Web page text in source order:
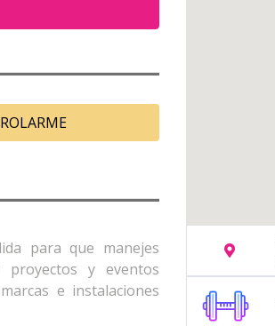
para que manejes
y eventos
e instalaciones